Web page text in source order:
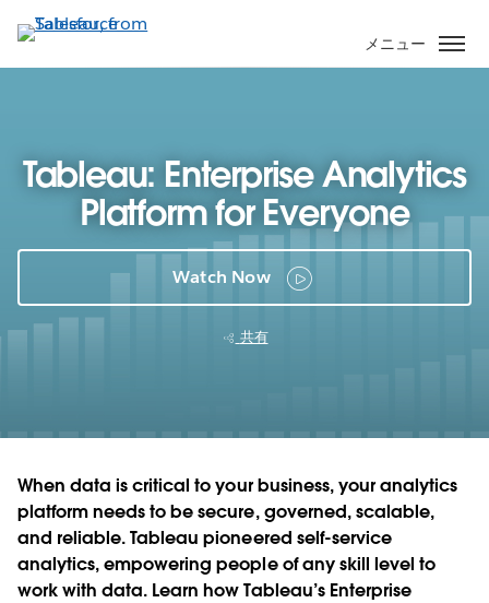
イ
ン
移
メニュー
Tableau: Enterprise Analytics
Platform for Everyone
Watch Now
共有
When data is critical to your business, your analytics
platform needs to be secure, governed, scalable,
and reliable. Tableau pioneered self-service
analytics, empowering people of any skill level to
work with data. Learn how Tableau’s Enterprise